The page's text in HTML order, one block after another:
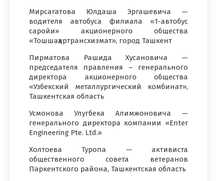
Мирсагатова Юлдаша Эргашевича —
водителя автобуса филиала «1-автобус
саройи» акционерного общества
«Тошшаҳартрансхизмат», город Ташкент
Пирматова Рашида Хусановича —
председателя правления – генерального
директора акционерного общества
«Узбекский металлургический комбинат»,
Ташкентская область
Усмонова Улугбека Алимжоновича —
генерального директора компании «Enter
Engineering Pte. Ltd.»
Холтоева Туропа — активиста
общественного совета ветеранов
Паркентского района, Ташкентская область